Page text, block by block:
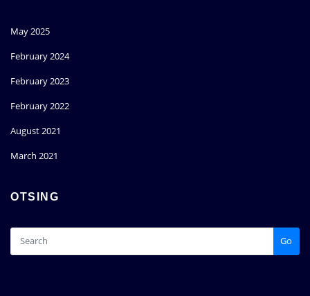
May 2025
February 2024
February 2023
February 2022
August 2021
March 2021
OTSING
Go